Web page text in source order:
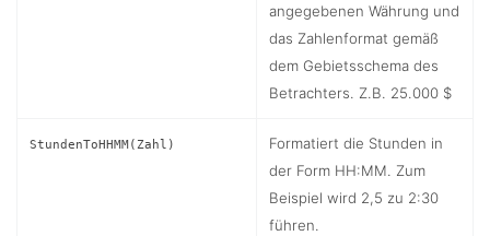
angegebenen Währung und
das Zahlenformat gemäß
dem Gebietsschema des
Betrachters. Z.B. 25.000 $
StundenToHHMM(Zahl)
Formatiert die Stunden in
der Form HH:MM. Zum
Beispiel wird 2,5 zu 2:30
führen.